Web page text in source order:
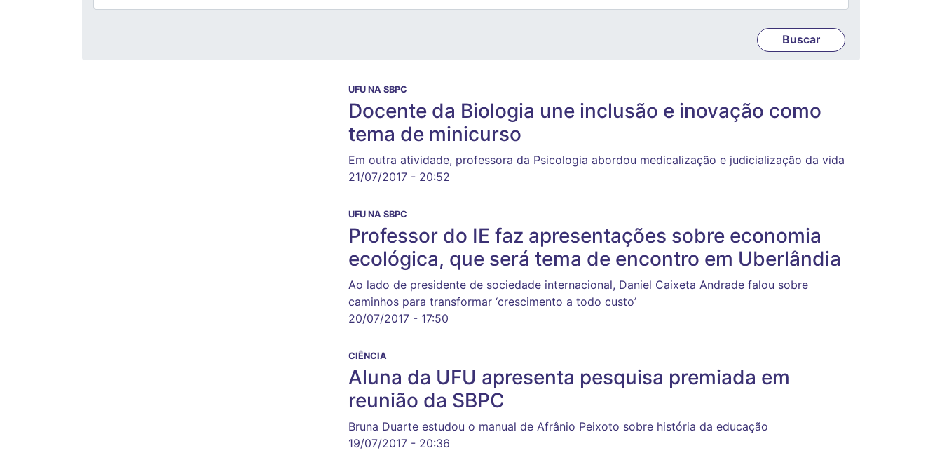
UFU NA SBPC
Docente da Biologia une inclusão e inovação como
tema de minicurso
Em outra atividade, professora da Psicologia abordou medicalização e judicialização da vida
21/07/2017 - 20:52
UFU NA SBPC
Professor do IE faz apresentações sobre economia
ecológica, que será tema de encontro em Uberlândia
Ao lado de presidente de sociedade internacional, Daniel Caixeta Andrade falou sobre
caminhos para transformar ‘crescimento a todo custo’
20/07/2017 - 17:50
CIÊNCIA
Aluna da UFU apresenta pesquisa premiada em
reunião da SBPC
Bruna Duarte estudou o manual de Afrânio Peixoto sobre história da educação
19/07/2017 - 20:36